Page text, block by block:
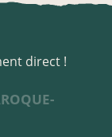
direct !